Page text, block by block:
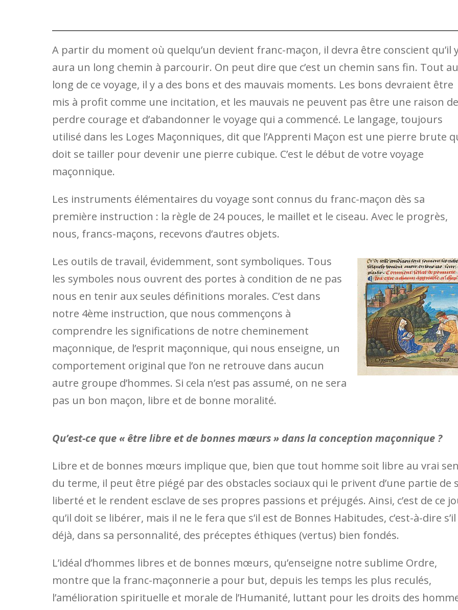
A partir du moment où quelqu’un devient franc-maçon, il devra être conscient qu’il
aura un long chemin à parcourir. On peut dire que c’est un chemin sans fin. Tout au
long de ce voyage, il y a des bons et des mauvais moments. Les bons devraient être
mis à profit comme une incitation, et les mauvais ne peuvent pas être une raison de
perdre courage et d’abandonner le voyage qui a commencé. Le langage, toujours
utilisé dans les Loges Maçonniques, dit que l’Apprenti Maçon est une pierre brute
doit se tailler pour devenir une pierre cubique. C’est le début de votre voyage
maçonnique.
Les instruments élémentaires du voyage sont connus du franc-maçon dès sa
première instruction : la règle de 24 pouces, le maillet et le ciseau. Avec le progrès,
nous, francs-maçons, recevons d’autres objets.
Les outils de travail, évidemment, sont symboliques. Tous
les symboles nous ouvrent des portes à condition de ne pas
nous en tenir aux seules définitions morales. C’est dans
notre 4ème instruction, que nous commençons à
comprendre les significations de notre cheminement
maçonnique, de l’esprit maçonnique, qui nous enseigne, un
comportement original que l’on ne retrouve dans aucun
autre groupe d’hommes. Si cela n’est pas assumé, on ne sera
pas un bon maçon, libre et de bonne moralité.
Qu’est-ce que « être libre et de bonnes mœurs » dans la conception maçonnique ?
Libre et de bonnes mœurs implique que, bien que tout homme soit libre au vrai
du terme, il peut être piégé par des obstacles sociaux qui le privent d’une partie de
liberté et le rendent esclave de ses propres passions et préjugés. Ainsi, c’est de ce
qu’il doit se libérer, mais il ne le fera que s’il est de Bonnes Habitudes, c’est-à-dire s’il
déjà, dans sa personnalité, des préceptes éthiques (vertus) bien fondés.
L’idéal d’hommes libres et de bonnes mœurs, qu’enseigne notre sublime Ordre,
montre que la franc-maçonnerie a pour but, depuis les temps les plus reculés,
l’amélioration spirituelle et morale de l’Humanité, luttant pour les droits des